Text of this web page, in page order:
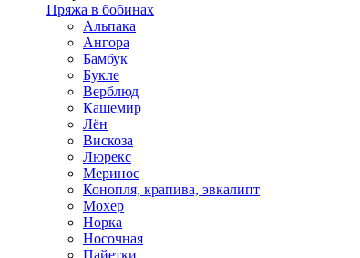
Пряжа в бобинах
Альпака
Ангора
Бамбук
Букле
Верблюд
Кашемир
Лён
Вискоза
Люрекс
Меринос
Конопля, крапива, эвкалипт
Мохер
Норка
Носочная
Пайетки